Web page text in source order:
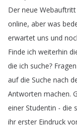
Der neue Webauftritt
online, aber was
erwartet uns und
Finde ich weiterhin
die ich suche? Fragen
auf die Suche nach
Antworten machen.
einer Studentin - die
ihr erster Eindruck